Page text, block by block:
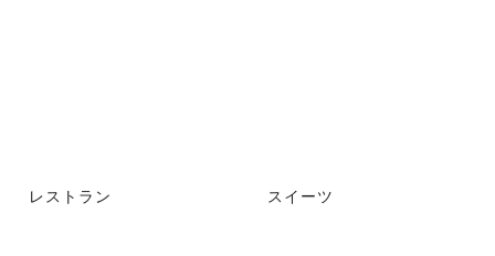
レストラン スイーツ